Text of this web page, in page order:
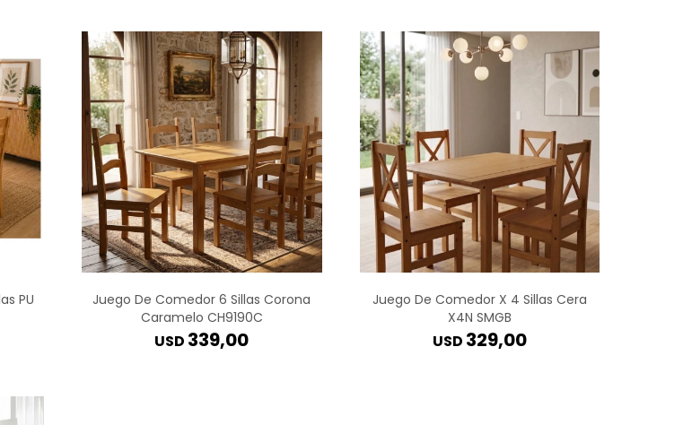
PU
Juego De Comedor 6 Sillas Corona
Caramelo CH9190C
USD 339,00
Juego De Comedor X 4 Sillas Cera
X4N SMGB
USD 329,00